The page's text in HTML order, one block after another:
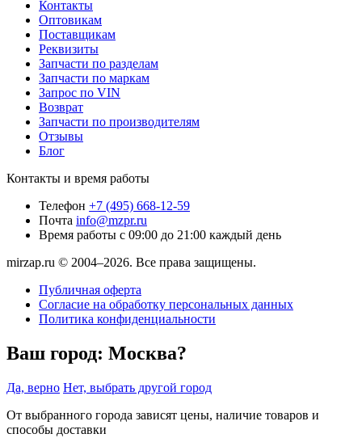
Контакты
Оптовикам
Поставщикам
Реквизиты
Запчасти по разделам
Запчасти по маркам
Запрос по VIN
Возврат
Запчасти по производителям
Отзывы
Блог
Контакты и время работы
Телефон +7 (495) 668-12-59
Почта info@mzpr.ru
Время работы с 09:00 до 21:00 каждый день
mirzap.ru © 2004–2026. Все права защищены.
Публичная оферта
Согласие на обработку персональных данных
Политика конфиденциальности
Ваш город: Москва?
Да, верно Нет, выбрать другой город
От выбранного города зависят цены, наличие товаров и
способы доставки